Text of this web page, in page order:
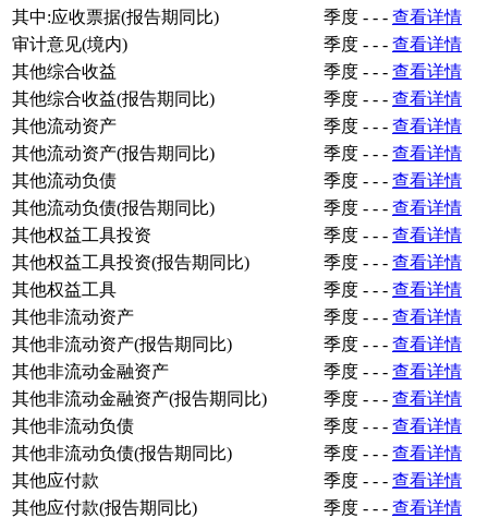
其中:应收票据(报告期同比)
季度 - - - 查看详情
审计意见(境内)
季度 - - - 查看详情
其他综合收益
季度 - - - 查看详情
其他综合收益(报告期同比)
季度 - - - 查看详情
其他流动资产
季度 - - - 查看详情
其他流动资产(报告期同比)
季度 - - - 查看详情
其他流动负债
季度 - - - 查看详情
其他流动负债(报告期同比)
季度 - - - 查看详情
其他权益工具投资
季度 - - - 查看详情
其他权益工具投资(报告期同比)
季度 - - - 查看详情
其他权益工具
季度 - - - 查看详情
其他非流动资产
季度 - - - 查看详情
其他非流动资产(报告期同比)
季度 - - - 查看详情
其他非流动金融资产
季度 - - - 查看详情
其他非流动金融资产(报告期同比)
季度 - - - 查看详情
其他非流动负债
季度 - - - 查看详情
其他非流动负债(报告期同比)
季度 - - - 查看详情
其他应付款
季度 - - - 查看详情
其他应付款(报告期同比)
季度 - - - 查看详情